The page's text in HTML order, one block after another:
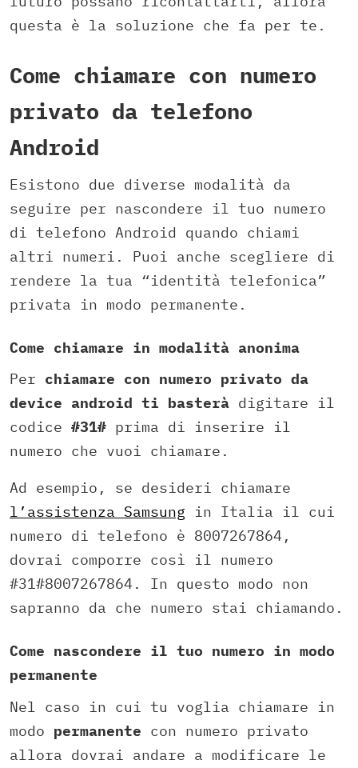
questa è la soluzione che fa per te.
Come chiamare con numero
privato da telefono
Android
Esistono due diverse modalità da
seguire per nascondere il tuo numero
di telefono Android quando chiami
altri numeri. Puoi anche scegliere di
rendere la tua “identità telefonica”
privata in modo permanente.
Come chiamare in modalità anonima
Per chiamare con numero privato da
device android ti basterà digitare il
codice #31# prima di inserire il
numero che vuoi chiamare.
Ad esempio, se desideri chiamare
l’assistenza Samsung in Italia il cui
numero di telefono è 8007267864,
dovrai comporre così il numero
#31#8007267864. In questo modo non
sapranno da che numero stai chiamando.
Come nascondere il tuo numero in modo
permanente
Nel caso in cui tu voglia chiamare in
modo permanente con numero privato
allora dovrai andare a modificare le